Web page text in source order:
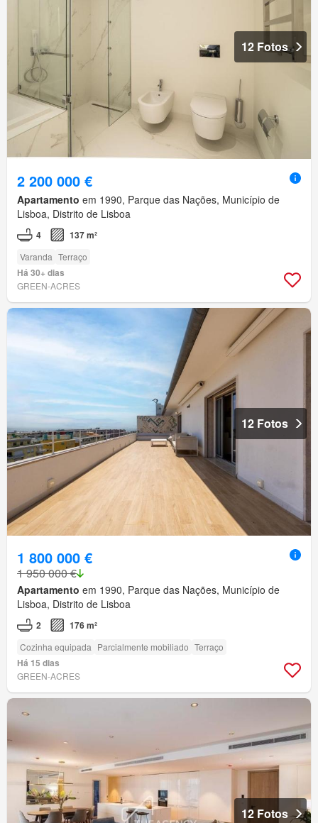
12 Fotos
2 200 000 €
Apartamento em 1990, Parque das Nações, Município de
Lisboa, Distrito de Lisboa
4 137 m²
Varanda Terraço
Há 30+ dias
GREEN-ACRES
12 Fotos
1 800 000 €
1 950 000 €
Apartamento em 1990, Parque das Nações, Município de
Lisboa, Distrito de Lisboa
2 176 m²
Cozinha equipada Parcialmente mobiliado Terraço
Há 15 dias
GREEN-ACRES
12 Fotos